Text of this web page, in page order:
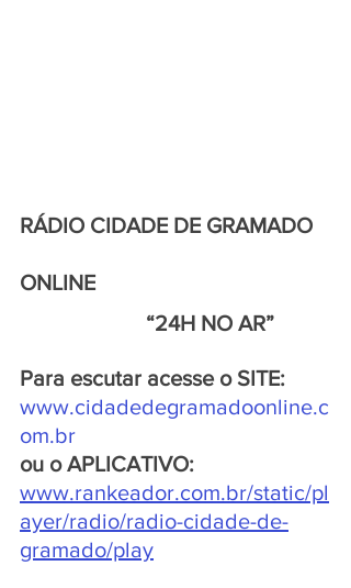
RÁDIO CIDADE DE GRAMADO
ONLINE
“24H NO AR”
Para escutar acesse o SITE:
www.cidadedegramadoonline.c
om.br
ou o APLICATIVO:
www.rankeador.com.br/static/pl
ayer/radio/radio-cidade-de-
gramado/play